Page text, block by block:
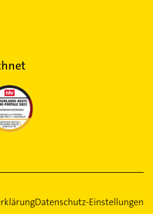
Datenschutz-Einstellungen